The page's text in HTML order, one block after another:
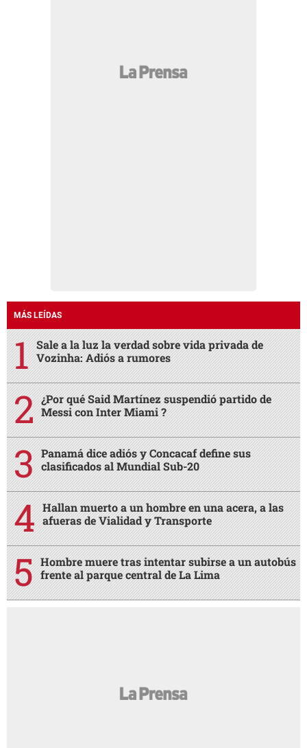
MÁS LEÍDAS
Sale a la luz la verdad sobre vida privada de
Vozinha: Adiós a rumores
¿Por qué Said Martínez suspendió partido de
Messi con Inter Miami ?
Panamá dice adiós y Concacaf define sus
clasificados al Mundial Sub-20
Hallan muerto a un hombre en una acera, a las
afueras de Vialidad y Transporte
Hombre muere tras intentar subirse a un autobús
frente al parque central de La Lima